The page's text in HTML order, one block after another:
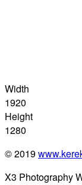
Width
1920
Height
1280
© 2019
X3 Photography